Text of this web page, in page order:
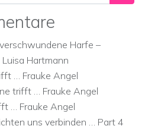
Harfe –
Hartmann
… Frauke Angel
trifft … Frauke Angel
… Frauke Angel
uns verbinden … Part 4